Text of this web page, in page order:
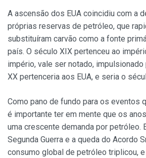
A ascensão dos EUA coincidiu com a
próprias reservas de petróleo, que
substituíram carvão como a fonte
país. O século XIX pertenceu ao
império, vale ser notado, impulsionado
XX pertenceria aos EUA, e seria o
Como pano de fundo para os eventos
é importante ter em mente que os
uma crescente demanda por petróleo.
Segunda Guerra e a queda do Acordo
consumo global de petróleo triplicou, e